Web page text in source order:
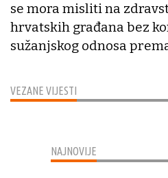
VEZANE VIJESTI
se mora misliti na
hrvatskih građana bez
sužanjskog odnosa
NAJNOVIJE